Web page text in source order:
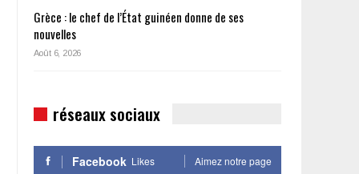
Grèce : le chef de l’État guinéen donne de ses
nouvelles
Août 6, 2026
réseaux sociaux
Facebook Likes Aimez notre page